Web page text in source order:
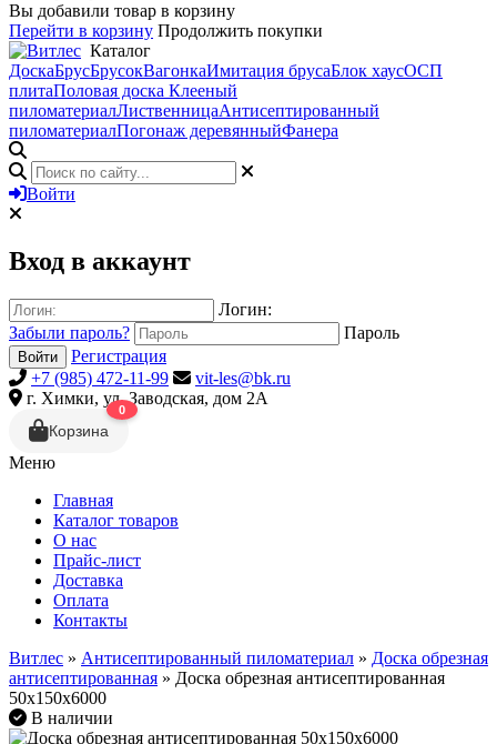
Вы добавили товар в корзину
Перейти в корзину Продолжить покупки
Каталог
ДоскаБрусБрусокВагонкаИмитация брусаБлок хаусОСП
плитаПоловая доска Клееный
пиломатериалЛиственницаАнтисептированный
пиломатериалПогонаж деревянныйФанера
Войти
Вход в аккаунт
Логин:
Забыли пароль?
Пароль
Войти
Регистрация
+7 (985) 472-11-99
vit-les@bk.ru
г. Химки, ул. Заводская, дом 2А
Корзина
0
Меню
Главная
Каталог товаров
О нас
Прайс-лист
Доставка
Оплата
Контакты
Витлес » Антисептированный пиломатериал » Доска обрезная
антисептированная » Доска обрезная антисептированная
50х150х6000
В наличии